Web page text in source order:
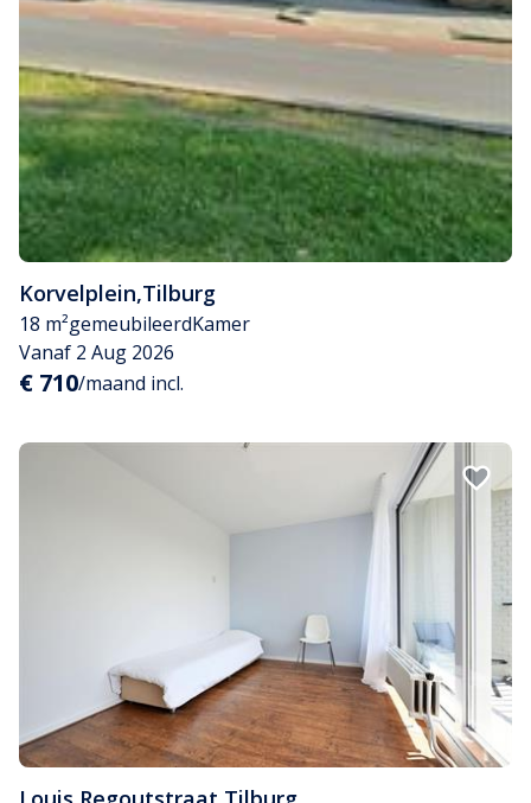
Korvelplein,Tilburg
18 m²gemeubileerdKamer
Vanaf 2 Aug 2026
€ 710/maand incl.